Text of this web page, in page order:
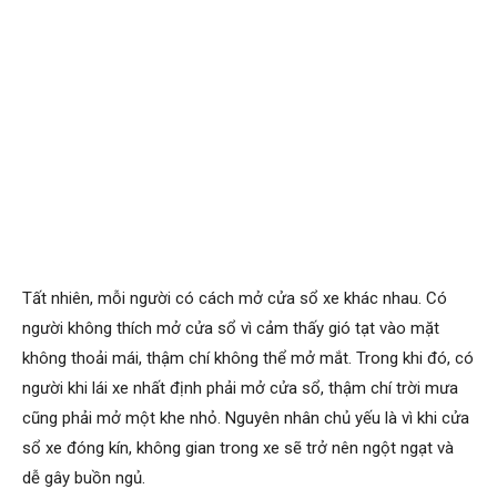
Tất nhiên, mỗi người có cách mở cửa sổ xe khác nhau. Có
người không thích mở cửa sổ vì cảm thấy gió tạt vào mặt
không thoải mái, thậm chí không thể mở mắt. Trong khi đó, có
người khi lái xe nhất định phải mở cửa sổ, thậm chí trời mưa
cũng phải mở một khe nhỏ. Nguyên nhân chủ yếu là vì khi cửa
sổ xe đóng kín, không gian trong xe sẽ trở nên ngột ngạt và
dễ gây buồn ngủ.